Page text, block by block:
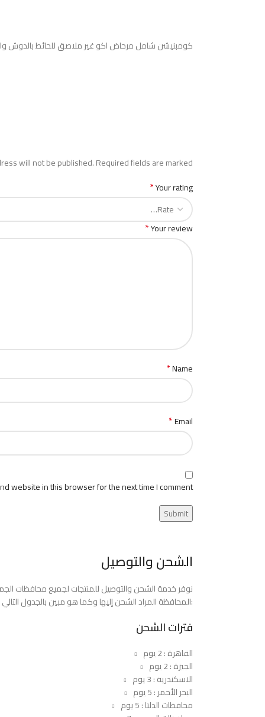
كومبنيشن شامل مرحاض اكو غير ملاصق للحائط بالدوش
will not be published.Required fields are marked
Your rating
*
Your review
*
Name
*
Email
*
website in this browser for the next time I comment.
الشحن والتوصيل
المحافظة المراد الشحن إليها وكما هو مبين بالجدول التالي:
فترات الشحن
القاهرة : 2 يوم
الجيزة : 2 يوم
الاسكندرية : 3 يوم
البحر الأحمر : 5 يوم
محافظات الدلتا : 5 يوم